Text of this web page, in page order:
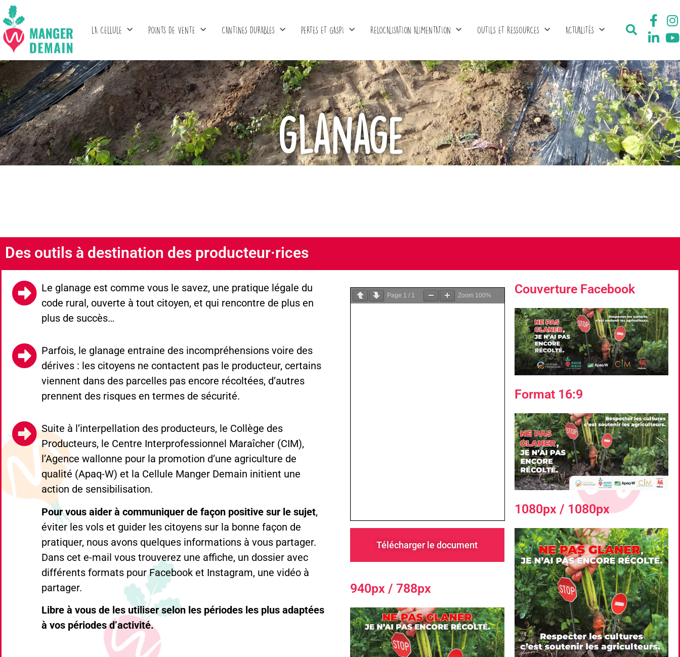
LA CELLULE POINTS DE VENTE CANTINES DURABLES PERTES ET GASPI RELOCALISATION ALIMENTATION OUTILS ET RESSOURCES ACTUALITÉS
glanage
Des outils à destination des producteur·rices
Le glanage est comme vous le savez, une pratique légale du
code rural, ouverte à tout citoyen, et qui rencontre de plus en
plus de succès…
Parfois, le glanage entraine des incompréhensions voire des
dérives : les citoyens ne contactent pas le producteur, certains
viennent dans des parcelles pas encore récoltées, d’autres
prennent des risques en termes de sécurité.
Suite à l’interpellation des producteurs, le Collège des
Producteurs, le Centre Interprofessionnel Maraîcher (CIM),
l’Agence wallonne pour la promotion d’une agriculture de
qualité (Apaq-W) et la Cellule Manger Demain initient une
action de sensibilisation.
Pour vous aider à communiquer de façon positive sur le sujet,
éviter les vols et guider les citoyens sur la bonne façon de
pratiquer, nous avons quelques informations à vous partager.
Dans cet e-mail vous trouverez une affiche, un dossier avec
différents formats pour Facebook et Instagram, une vidéo à
partager.
Libre à vous de les utiliser selon les périodes les plus adaptées
à vos périodes d’activité.
Page 1 / 1 Zoom 100%
Télécharger le document
940px / 788px
Couverture Facebook
Format 16:9
1080px / 1080px